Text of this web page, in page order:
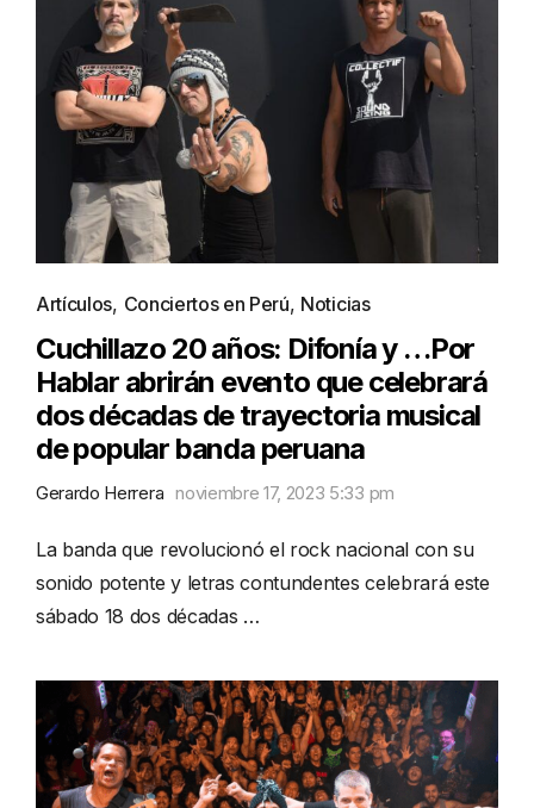
Artículos, Conciertos en Perú, Noticias
Cuchillazo 20 años: Difonía y …Por
Hablar abrirán evento que celebrará
dos décadas de trayectoria musical
de popular banda peruana
Gerardo Herrera noviembre 17, 2023 5:33 pm
La banda que revolucionó el rock nacional con su
sonido potente y letras contundentes celebrará este
sábado 18 dos décadas …